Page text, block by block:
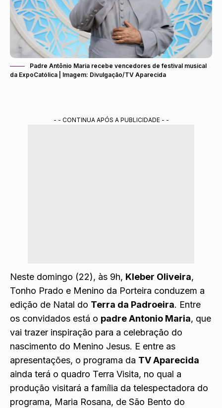
Padre Antônio Maria recebe vencedores de festival musical
da ExpoCatólica | Imagem: Divulgação/TV Aparecida
- - CONTINUA APÓS A PUBLICIDADE - -
Neste domingo (22), às 9h, Kleber Oliveira,
Tonho Prado e Menino da Porteira conduzem a
edição de Natal do Terra da Padroeira. Entre
os convidados está o padre Antonio Maria, que
vai trazer inspiração para a celebração do
nascimento do Menino Jesus. E entre as
apresentações, o programa da TV Aparecida
ainda terá o quadro Terra Visita, no qual a
produção visitará a família da telespectadora do
programa, Maria Rosana, de São Bento do